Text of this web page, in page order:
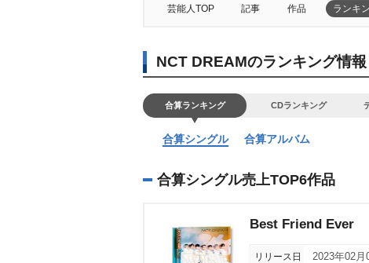
芸能人TOP 記事 作品 ランキ
NCT DREAMのランキング情報
合算ランキング CDランキング
合算シングル 合算アルバム
合算シングル売上TOP6作品
Best Friend Ever
リリース日 2023年02月